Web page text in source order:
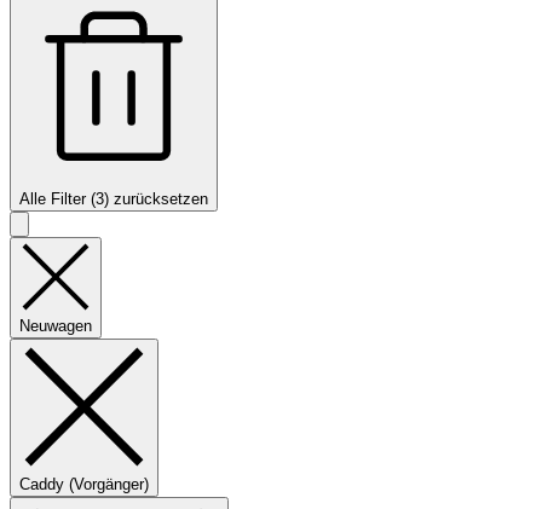
Alle Filter (3) zurücksetzen
Neuwagen
Caddy (Vorgänger)